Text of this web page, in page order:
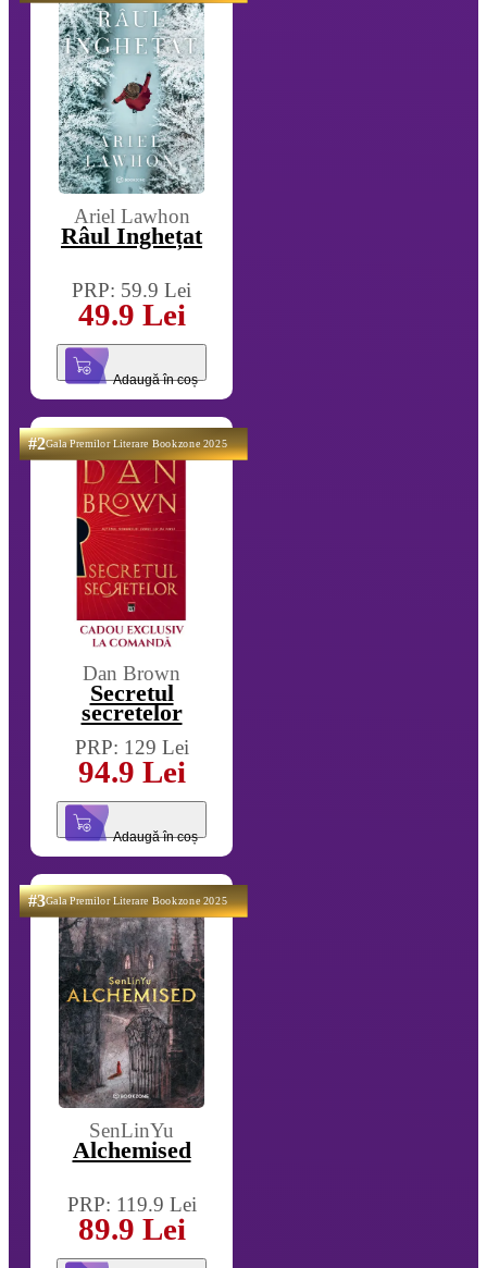
Ariel Lawhon
Râul Înghețat
PRP: 59.9 Lei
49.9 Lei
Adaugă în coș
#2Gala Premilor Literare Bookzone 2025
Dan Brown
Secretul
secretelor
PRP: 129 Lei
94.9 Lei
Adaugă în coș
#3Gala Premilor Literare Bookzone 2025
SenLinYu
Alchemised
PRP: 119.9 Lei
89.9 Lei